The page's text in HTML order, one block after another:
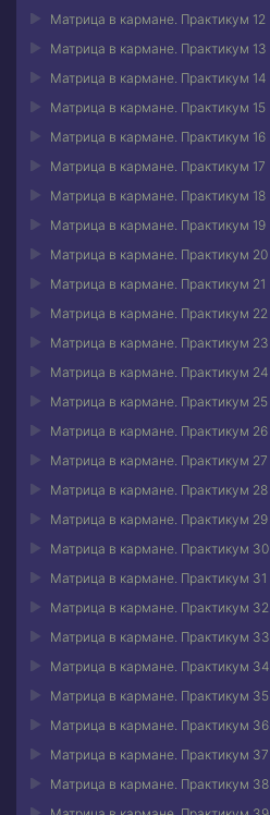
Матрица в кармане. Практикум 12
Матрица в кармане. Практикум 13
Матрица в кармане. Практикум 14
Матрица в кармане. Практикум 15
Матрица в кармане. Практикум 16
Матрица в кармане. Практикум 17
Матрица в кармане. Практикум 18
Матрица в кармане. Практикум 19
Матрица в кармане. Практикум 20
Матрица в кармане. Практикум 21
Матрица в кармане. Практикум 22
Матрица в кармане. Практикум 23
Матрица в кармане. Практикум 24
Матрица в кармане. Практикум 25
Матрица в кармане. Практикум 26
Матрица в кармане. Практикум 27
Матрица в кармане. Практикум 28
Матрица в кармане. Практикум 29
Матрица в кармане. Практикум 30
Матрица в кармане. Практикум 31
Матрица в кармане. Практикум 32
Матрица в кармане. Практикум 33
Матрица в кармане. Практикум 34
Матрица в кармане. Практикум 35
Матрица в кармане. Практикум 36
Матрица в кармане. Практикум 37
Матрица в кармане. Практикум 38